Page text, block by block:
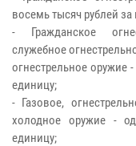
восемь тысяч рублей
- Гражданское
служебное
огнестрельное оружие
единицу;
- Газовое,
холодное оружие -
единицу;